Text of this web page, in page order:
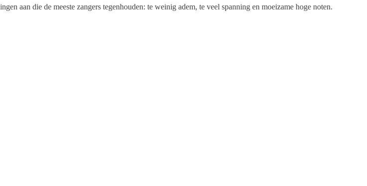
aan die de meeste zangers tegenhouden: te weinig adem, te veel spanning en moeizame hoge noten.